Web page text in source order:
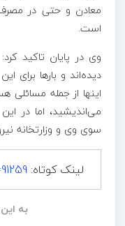
معادن و حتی در مصرف
است.
وی در پایان تاکید
دیده‌اند و بار‌ها برای
اینها از جمله مسائلی
می‌اندیشید، اما در
سوی وی و وزارتخانه
لینک کوتاه:
به